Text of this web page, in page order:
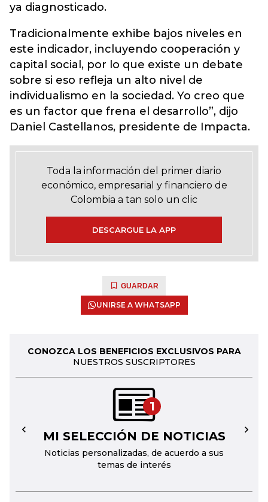
ya diagnosticado.
Tradicionalmente exhibe bajos niveles en
este indicador, incluyendo cooperación y
capital social, por lo que existe un debate
sobre si eso refleja un alto nivel de
individualismo en la sociedad. Yo creo que
es un factor que frena el desarrollo”, dijo
Daniel Castellanos, presidente de Impacta.
Toda la información del primer diario
económico, empresarial y financiero de
Colombia a tan solo un clic
DESCARGUE LA APP
GUARDAR
UNIRSE A WHATSAPP
CONOZCA LOS BENEFICIOS EXCLUSIVOS PARA
NUESTROS SUSCRIPTORES
1
MI SELECCIÓN DE NOTICIAS
Noticias personalizadas, de acuerdo a sus
temas de interés
← →